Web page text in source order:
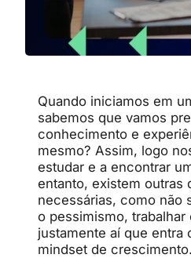
Quando iniciamos em
sabemos que vamos
conhecimento e
mesmo? Assim, logo
estudar e a encontrar
entanto, existem outras
necessárias, como não
o pessimismo, trabalhar
justamente aí que entra
mindset de crescimento.